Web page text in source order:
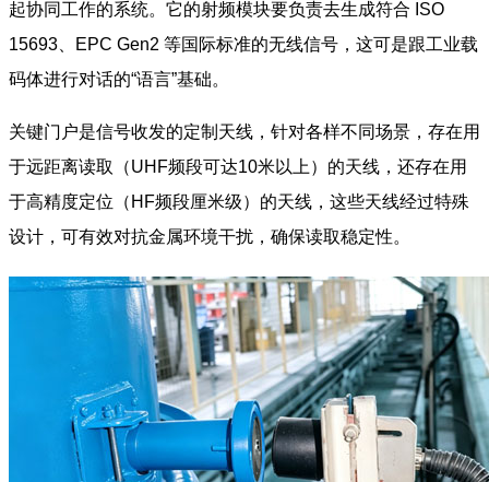
起协同工作的系统。它的射频模块要负责去生成符合 ISO
15693、EPC Gen2 等国际标准的无线信号，这可是跟工业载
码体进行对话的“语言”基础。
关键门户是信号收发的定制天线，针对各样不同场景，存在用
于远距离读取（UHF频段可达10米以上）的天线，还存在用
于高精度定位（HF频段厘米级）的天线，这些天线经过特殊
设计，可有效对抗金属环境干扰，确保读取稳定性。